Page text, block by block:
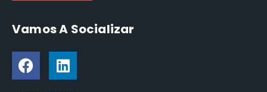
Vamos A Socializar